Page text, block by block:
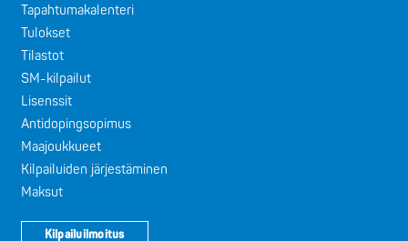
Tapahtumakalenteri
Tulokset
Tilastot
SM-kilpailut
Lisenssit
Antidopingsopimus
Maajoukkueet
Kilpailuiden järjestäminen
Maksut
Kilpailuilmoitus